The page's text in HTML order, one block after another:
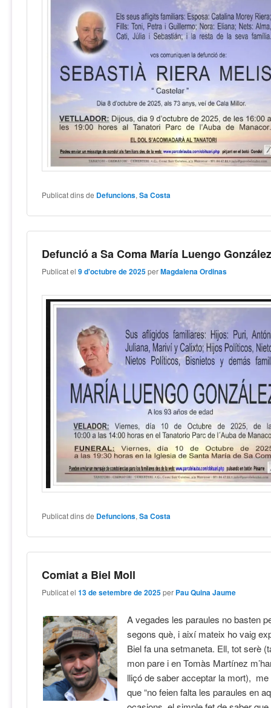
Publicat dins de Defuncions,Sa Costa
Defunció a Sa Coma María Luengo
Publicat el9 d'octubre de 2025 perMagdalena Ordinas
Publicat dins de Defuncions,Sa Costa
Comiat a Biel Moll
Publicat el13 de setembre de 2025 per Pau Quina Jaume
A vegades les paraules no basten
segons què, i així mateix ho vaig
Biel fa una setmaneta. Ell, tot serè
mon pare i en Tomàs Martínez
lliçó de saber acceptar la mort),
que “no feien falta les paraules en